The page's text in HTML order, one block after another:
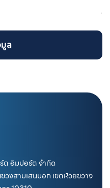
ล
ต อิมปอร์ต จำกัด
วงสามเสนนอก เขตห้วยขวาง